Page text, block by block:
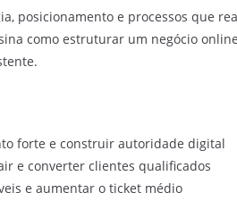
posicionamento e processos que
como estruturar um negócio
forte e construir autoridade digital
e converter clientes qualificados
e aumentar o ticket médio